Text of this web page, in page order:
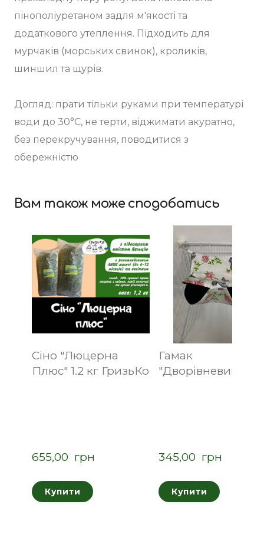
пінополіуретаном задля м'якості та
додаткового утеплення. Підходить для
мурчаків (морських свинок), кроликів,
шиншил та щурів.
Догляд: прати тільки руками при температурі
води до 30°C, не терти, віджимати акуратно,
без перекручування, поводитися з
обережністю
Вам також може сподобатись
Сіно "Люцерна
Плюс" 1.2 кг ГризьКо
655,00  грн
Купити
Гамак
"Дворівневий"
345,00  грн
Купити